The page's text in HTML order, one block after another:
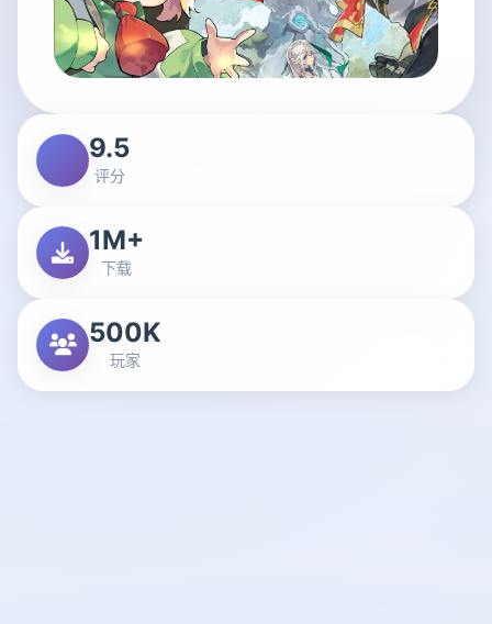
9.5
评分
1M+
下载
500K
玩家